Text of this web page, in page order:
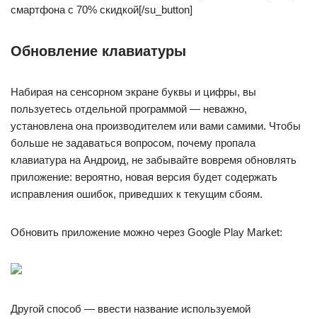
смартфона с 70% скидкой[/su_button]
Обновление клавиатуры
Набирая на сенсорном экране буквы и цифры, вы
пользуетесь отдельной программой — неважно,
установлена она производителем или вами самими. Чтобы
больше не задаваться вопросом, почему пропала
клавиатура на Андроид, не забывайте вовремя обновлять
приложение: вероятно, новая версия будет содержать
исправления ошибок, приведших к текущим сбоям.
Обновить приложение можно через Google Play Market:
Другой способ — ввести название используемой